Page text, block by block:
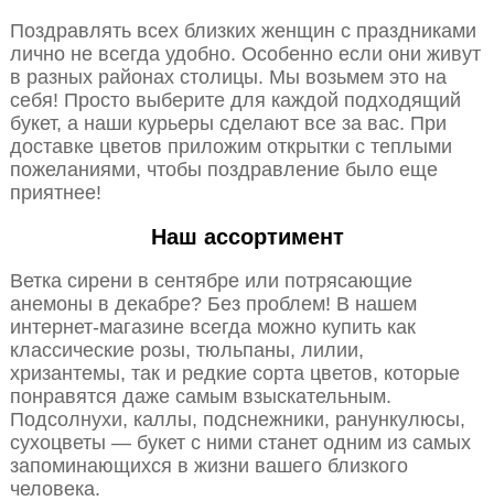
Поздравлять всех близких женщин с праздниками
лично не всегда удобно. Особенно если они живут
в разных районах столицы. Мы возьмем это на
себя! Просто выберите для каждой подходящий
букет, а наши курьеры сделают все за вас. При
доставке цветов приложим открытки с теплыми
пожеланиями, чтобы поздравление было еще
приятнее!
Наш ассортимент
Ветка сирени в сентябре или потрясающие
анемоны в декабре? Без проблем! В нашем
интернет-магазине всегда можно купить как
классические розы, тюльпаны, лилии,
хризантемы, так и редкие сорта цветов, которые
понравятся даже самым взыскательным.
Подсолнухи, каллы, подснежники, ранункулюсы,
сухоцветы — букет с ними станет одним из самых
запоминающихся в жизни вашего близкого
человека.